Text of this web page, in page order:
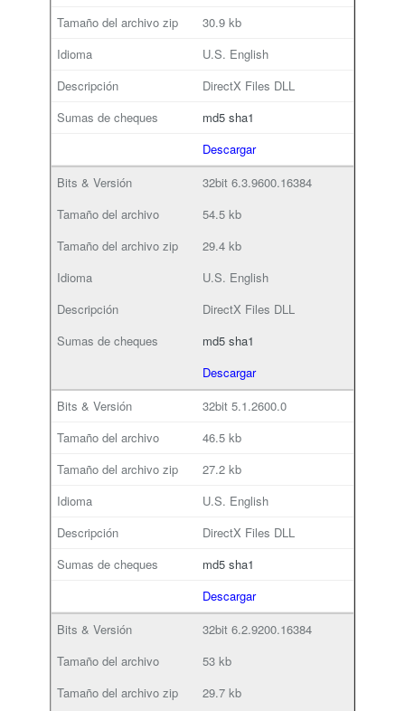
30.9 kb
U.S. English
DirectX Files DLL
md5 sha1
Descargar
32bit 6.3.9600.16384
54.5 kb
29.4 kb
U.S. English
DirectX Files DLL
md5 sha1
Descargar
32bit 5.1.2600.0
46.5 kb
27.2 kb
U.S. English
DirectX Files DLL
md5 sha1
Descargar
32bit 6.2.9200.16384
53 kb
29.7 kb